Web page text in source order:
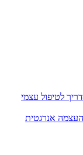
לטיפול עצמי
אנרגטית